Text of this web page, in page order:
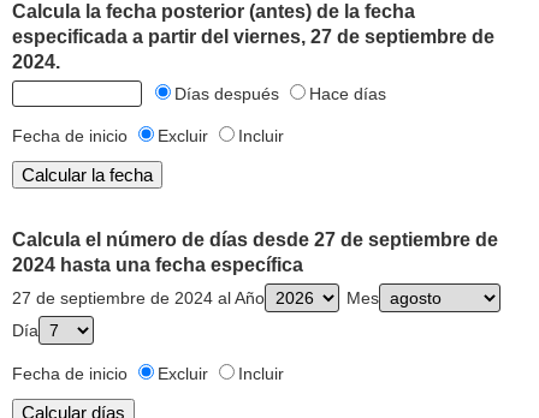
Calcula la fecha posterior (antes) de la fecha
especificada a partir del viernes, 27 de septiembre de
2024.
Días después Hace días
Fecha de inicio Excluir Incluir
Calcula el número de días desde 27 de septiembre de
2024 hasta una fecha específica
27 de septiembre de 2024 al Año
Mes
Día
Fecha de inicio Excluir Incluir